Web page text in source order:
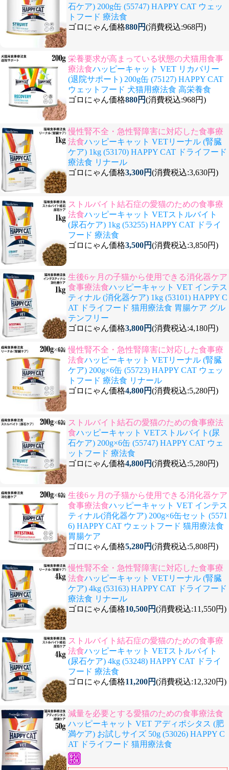
石ケア) 200g缶 (55747) HAPPY CAT ウェッ
トフード 療法食
ゴロにゃん価格880円(消費税込:968円)
栄養要求が高まっている状態の犬猫用食事
療法食ハッピーキャット VET リカバリー
(退院サポート) 200g缶 (75127) HAPPY CAT
ウェットフード 犬猫用療法食 高栄養食
ゴロにゃん価格880円(消費税込:968円)
慢性腎不全・急性腎障害に対応した食事療
法食ハッピーキャット VETリーナル (腎臓
ケア) 1kg (53170) HAPPY CAT ドライフード
療法食 リナール
ゴロにゃん価格3,300円(消費税込:3,630円)
ストルバイト結石症の愛猫のための食事療
法食ハッピーキャット VETストルバイト
(尿石ケア) 1kg (53255) HAPPY CAT ドライ
フード 療法食
ゴロにゃん価格3,500円(消費税込:3,850円)
生後6ヶ月の子猫から使用できる消化器ケア
食事療法食ハッピーキャット VET インテス
ティナル (消化器ケア) 1kg (53101) HAPPY C
AT ドライフード 猫用療法食 胃腸ケア グル
テンフリー
ゴロにゃん価格3,800円(消費税込:4,180円)
慢性腎不全・急性腎障害に対応した食事療
法食ハッピーキャット VETリーナル (腎臓
ケア) 200g×6缶 (55723) HAPPY CAT ウェッ
トフード 療法食 リナール
ゴロにゃん価格4,800円(消費税込:5,280円)
ストルバイト結石の愛猫のための食事療法
食ハッピーキャット VETストルバイト(尿
石ケア) 200g×6缶 (55747) HAPPY CAT ウェ
ットフード 療法食
ゴロにゃん価格4,800円(消費税込:5,280円)
生後6ヶ月の子猫から使用できる消化器ケア
食事療法食ハッピーキャット VET インテス
ティナル(消化器ケア) 200g×6缶セット (5571
6) HAPPY CAT ウェットフード 猫用療法食
胃腸ケア
ゴロにゃん価格5,280円(消費税込:5,808円)
慢性腎不全・急性腎障害に対応した食事療
法食ハッピーキャット VETリーナル (腎臓
ケア) 4kg (53163) HAPPY CAT ドライフード
療法食 リナール
ゴロにゃん価格10,500円(消費税込:11,550円)
ストルバイト結石症の愛猫のための食事療
法食ハッピーキャット VETストルバイト
(尿石ケア) 4kg (53248) HAPPY CAT ドライ
フード 療法食
ゴロにゃん価格11,200円(消費税込:12,320円)
減量を必要とする愛猫のための食事療法食
ハッピーキャット VET アディポシタス (肥
満ケア) お試しサイズ 50g (53026) HAPPY C
AT ドライフード 猫用療法食